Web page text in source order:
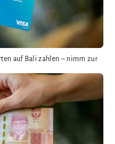
auf Bali zahlen – nimm zur